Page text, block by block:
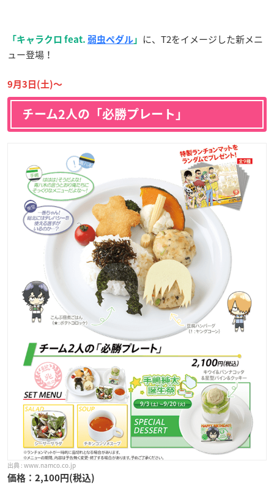
「キャラクロ feat. 弱虫ペダル 」
に、T2をイメージした新メニ
ュー登場！
9月3日(土)〜
チーム2人の「必勝プレート」
www.namco.co.jp
価格：2,100円(税込)